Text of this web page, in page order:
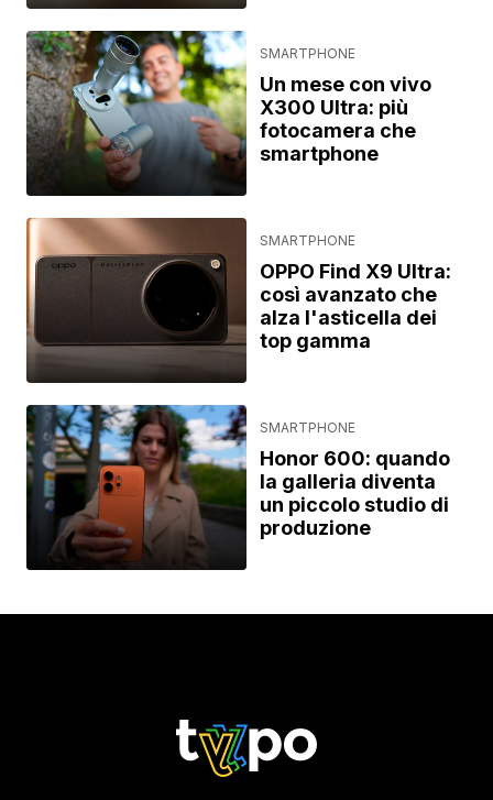
SMARTPHONE
Un mese con vivo
X300 Ultra: più
fotocamera che
smartphone
SMARTPHONE
OPPO Find X9 Ultra:
così avanzato che
alza l'asticella dei
top gamma
SMARTPHONE
Honor 600: quando
la galleria diventa
un piccolo studio di
produzione